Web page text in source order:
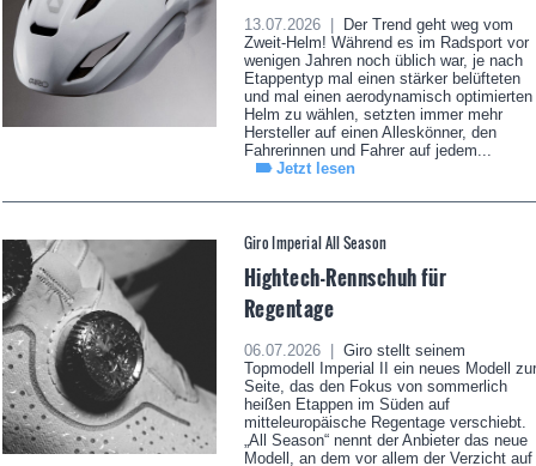
13.07.2026 |
Der Trend geht weg vom
Zweit-Helm! Während es im Radsport vor
wenigen Jahren noch üblich war, je nach
Etappentyp mal einen stärker belüfteten
und mal einen aerodynamisch optimierten
Helm zu wählen, setzten immer mehr
Hersteller auf einen Alleskönner, den
Fahrerinnen und Fahrer auf jedem...
Jetzt lesen
Giro Imperial All Season
Hightech-Rennschuh für
Regentage
06.07.2026 |
Giro stellt seinem
Topmodell Imperial II ein neues Modell zur
Seite, das den Fokus von sommerlich
heißen Etappen im Süden auf
mitteleuropäische Regentage verschiebt.
„All Season“ nennt der Anbieter das neue
Modell, an dem vor allem der Verzicht auf